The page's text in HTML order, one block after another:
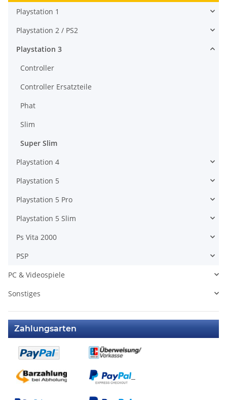
Playstation 1
Playstation 2 / PS2
Playstation 3
Controller
Controller Ersatzteile
Phat
Slim
Super Slim
Playstation 4
Playstation 5
Playstation 5 Pro
Playstation 5 Slim
Ps Vita 2000
PSP
PC & Videospiele
Sonstiges
Zahlungsarten